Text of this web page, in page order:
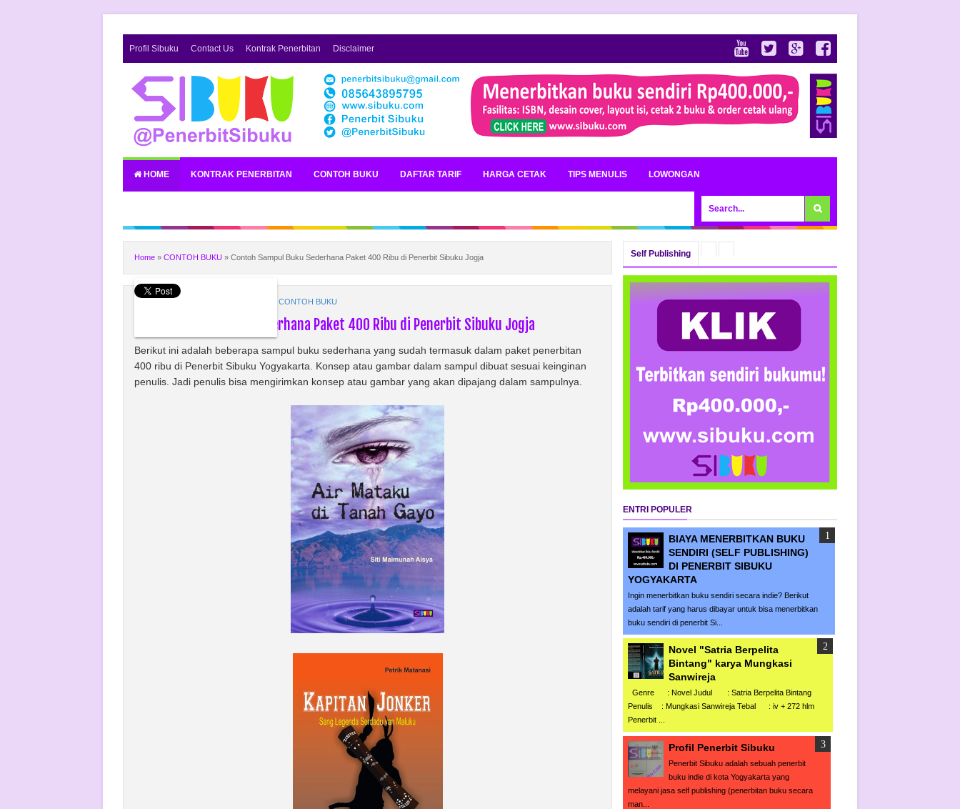
Profil Sibuku Contact Us Kontrak Penerbitan Disclaimer
HOME KONTRAK PENERBITAN CONTOH BUKU DAFTAR TARIF HARGA CETAK TIPS MENULIS LOWONGAN
Home » CONTOH BUKU » Contoh Sampul Buku Sederhana Paket 400 Ribu di Penerbit Sibuku Jogja
CONTOH BUKU
Contoh Sampul Buku Sederhana Paket 400 Ribu di Penerbit Sibuku Jogja
Berikut ini adalah beberapa sampul buku sederhana yang sudah termasuk dalam paket penerbitan
400 ribu di Penerbit Sibuku Yogyakarta. Konsep atau gambar dalam sampul dibuat sesuai keinginan
penulis. Jadi penulis bisa mengirimkan konsep atau gambar yang akan dipajang dalam sampulnya.
Self Publishing
ENTRI POPULER
BIAYA MENERBITKAN BUKU
SENDIRI (SELF PUBLISHING)
DI PENERBIT SIBUKU
YOGYAKARTA
Ingin menerbitkan buku sendiri secara indie? Berikut
adalah tarif yang harus dibayar untuk bisa menerbitkan
buku sendiri di penerbit Si...
Novel "Satria Berpelita
Bintang" karya Mungkasi
Sanwireja
Genre : Novel Judul : Satria Berpelita Bintang
Penulis : Mungkasi Sanwireja Tebal : iv + 272 hlm
Penerbit ...
Profil Penerbit Sibuku
Penerbit Sibuku adalah sebuah penerbit
buku indie di kota Yogyakarta yang
melayani jasa self publishing (penerbitan buku secara
man...